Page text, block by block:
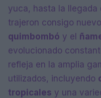
yuca, hasta la
trajeron consigo
quimbombó y el
evolucionado
refleja en la amplia
utilizados, incluyendo
tropicales y una